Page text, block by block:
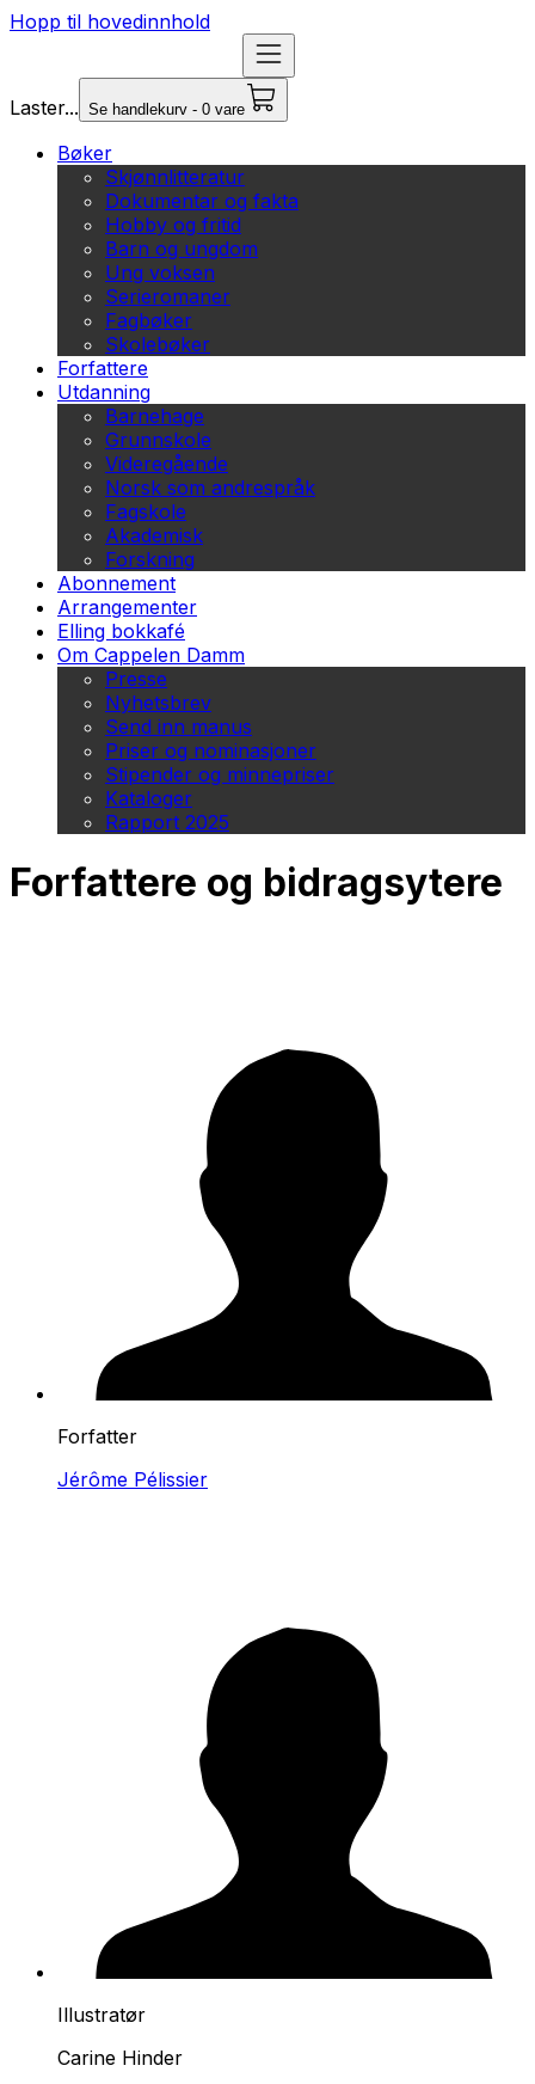
Hopp til hovedinnhold
Laster... Se handlekurv - 0 vare
Bøker
Skjønnlitteratur
Dokumentar og fakta
Hobby og fritid
Barn og ungdom
Ung voksen
Serieromaner
Fagbøker
Skolebøker
Forfattere
Utdanning
Barnehage
Grunnskole
Videregående
Norsk som andrespråk
Fagskole
Akademisk
Forskning
Abonnement
Arrangementer
Elling bokkafé
Om Cappelen Damm
Presse
Nyhetsbrev
Send inn manus
Priser og nominasjoner
Stipender og minnepriser
Kataloger
Rapport 2025
Forfattere og bidragsytere
Forfatter
Jérôme Pélissier
Illustratør
Carine Hinder